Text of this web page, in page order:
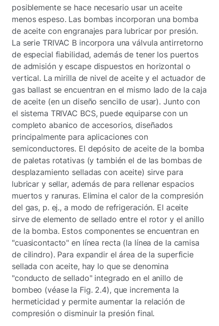
posiblemente se hace necesario usar un aceite
menos espeso. Las bombas incorporan una bomba
de aceite con engranajes para lubricar por presión.
La serie TRIVAC B incorpora una válvula antirretorno
de especial fiabilidad, además de tener los puertos
de admisión y escape dispuestos en horizontal o
vertical. La mirilla de nivel de aceite y el actuador de
gas ballast se encuentran en el mismo lado de la caja
de aceite (en un diseño sencillo de usar). Junto con
el sistema TRIVAC BCS, puede equiparse con un
completo abanico de accesorios, diseñados
principalmente para aplicaciones con
semiconductores. El depósito de aceite de la bomba
de paletas rotativas (y también el de las bombas de
desplazamiento selladas con aceite) sirve para
lubricar y sellar, además de para rellenar espacios
muertos y ranuras. Elimina el calor de la compresión
del gas, p. ej., a modo de refrigeración. El aceite
sirve de elemento de sellado entre el rotor y el anillo
de la bomba. Estos componentes se encuentran en
"cuasicontacto" en línea recta (la línea de la camisa
de cilindro). Para expandir el área de la superficie
sellada con aceite, hay lo que se denomina
"conducto de sellado" integrado en el anillo de
bombeo (véase la Fig. 2.4), que incrementa la
hermeticidad y permite aumentar la relación de
compresión o disminuir la presión final.